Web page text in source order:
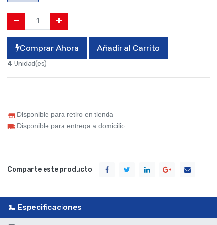
Comprar Ahora Añadir al Carrito
4 Unidad(es)
Disponible para retiro en tienda
Disponible para entrega a domicilio
Comparte este producto:
Especificaciones